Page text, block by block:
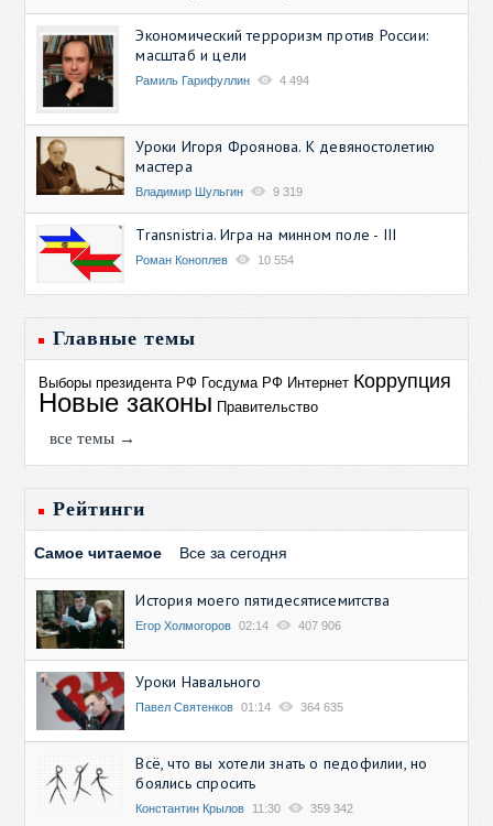
Экономический терроризм против России:
масштаб и цели
Рамиль Гарифуллин 4 494
Уроки Игоря Фроянова. К девяностолетию
мастера
Владимир Шульгин 9 319
Transnistria. Игра на минном поле - III
Роман Коноплев 10 554
Главные темы
Выборы президента РФ Госдума РФ Интернет Коррупция
Новые законы Правительство
все темы →
Рейтинги
Самое читаемое Все за сегодня
История моего пятидесятисемитства
Егор Холмогоров 02:14 407 906
Уроки Навального
Павел Святенков 01:14 364 635
Всё, что вы хотели знать о педофилии, но
боялись спросить
Константин Крылов 11:30 359 342